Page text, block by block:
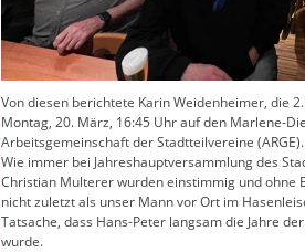
Von diesen berichtete Karin Weidenheimer, die
Montag, 20. März, 16:45 Uhr auf den Marlene-
Arbeitsgemeinschaft der Stadtteilvereine (ARGE).
Wie immer bei Jahreshauptversammlung des
Christian Multerer wurden einstimmig und ohne
nicht zuletzt als unser Mann vor Ort im
Tatsache, dass Hans-Peter langsam die Jahre
wurde.